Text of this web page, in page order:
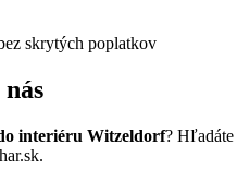
skrytých poplatkov
interiéru Witzeldorf? Hľadáte